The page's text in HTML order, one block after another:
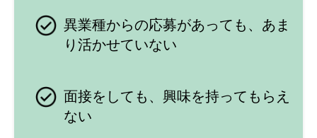
異業種からの応募があっても、あま
り活かせていない
面接をしても、興味を持ってもらえ
ない